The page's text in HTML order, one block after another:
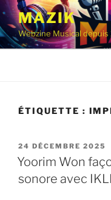
Aller
contenu
principal
MAZIK
Webzine Musical depuis
ÉTIQUETTE :
PUBLIÉ
LE
24 DÉCEMBRE 2025
Yoorim Won
sonore avec